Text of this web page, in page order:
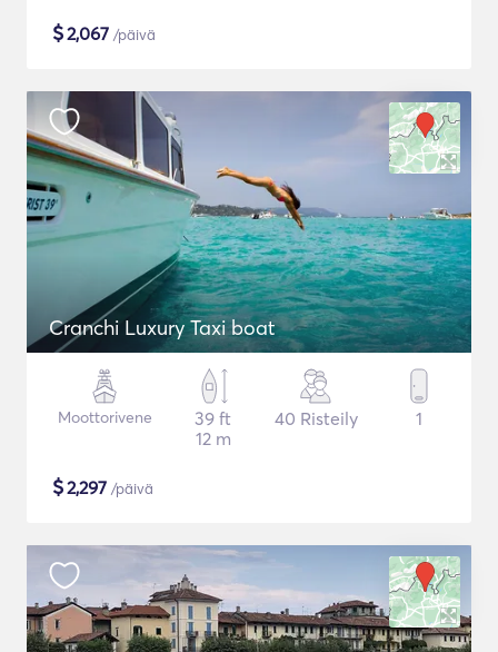
$2,067 /päivä
Cranchi Luxury Taxi boat
Moottorivene
39 ft
12 m
40 Risteily 1
$2,297 /päivä